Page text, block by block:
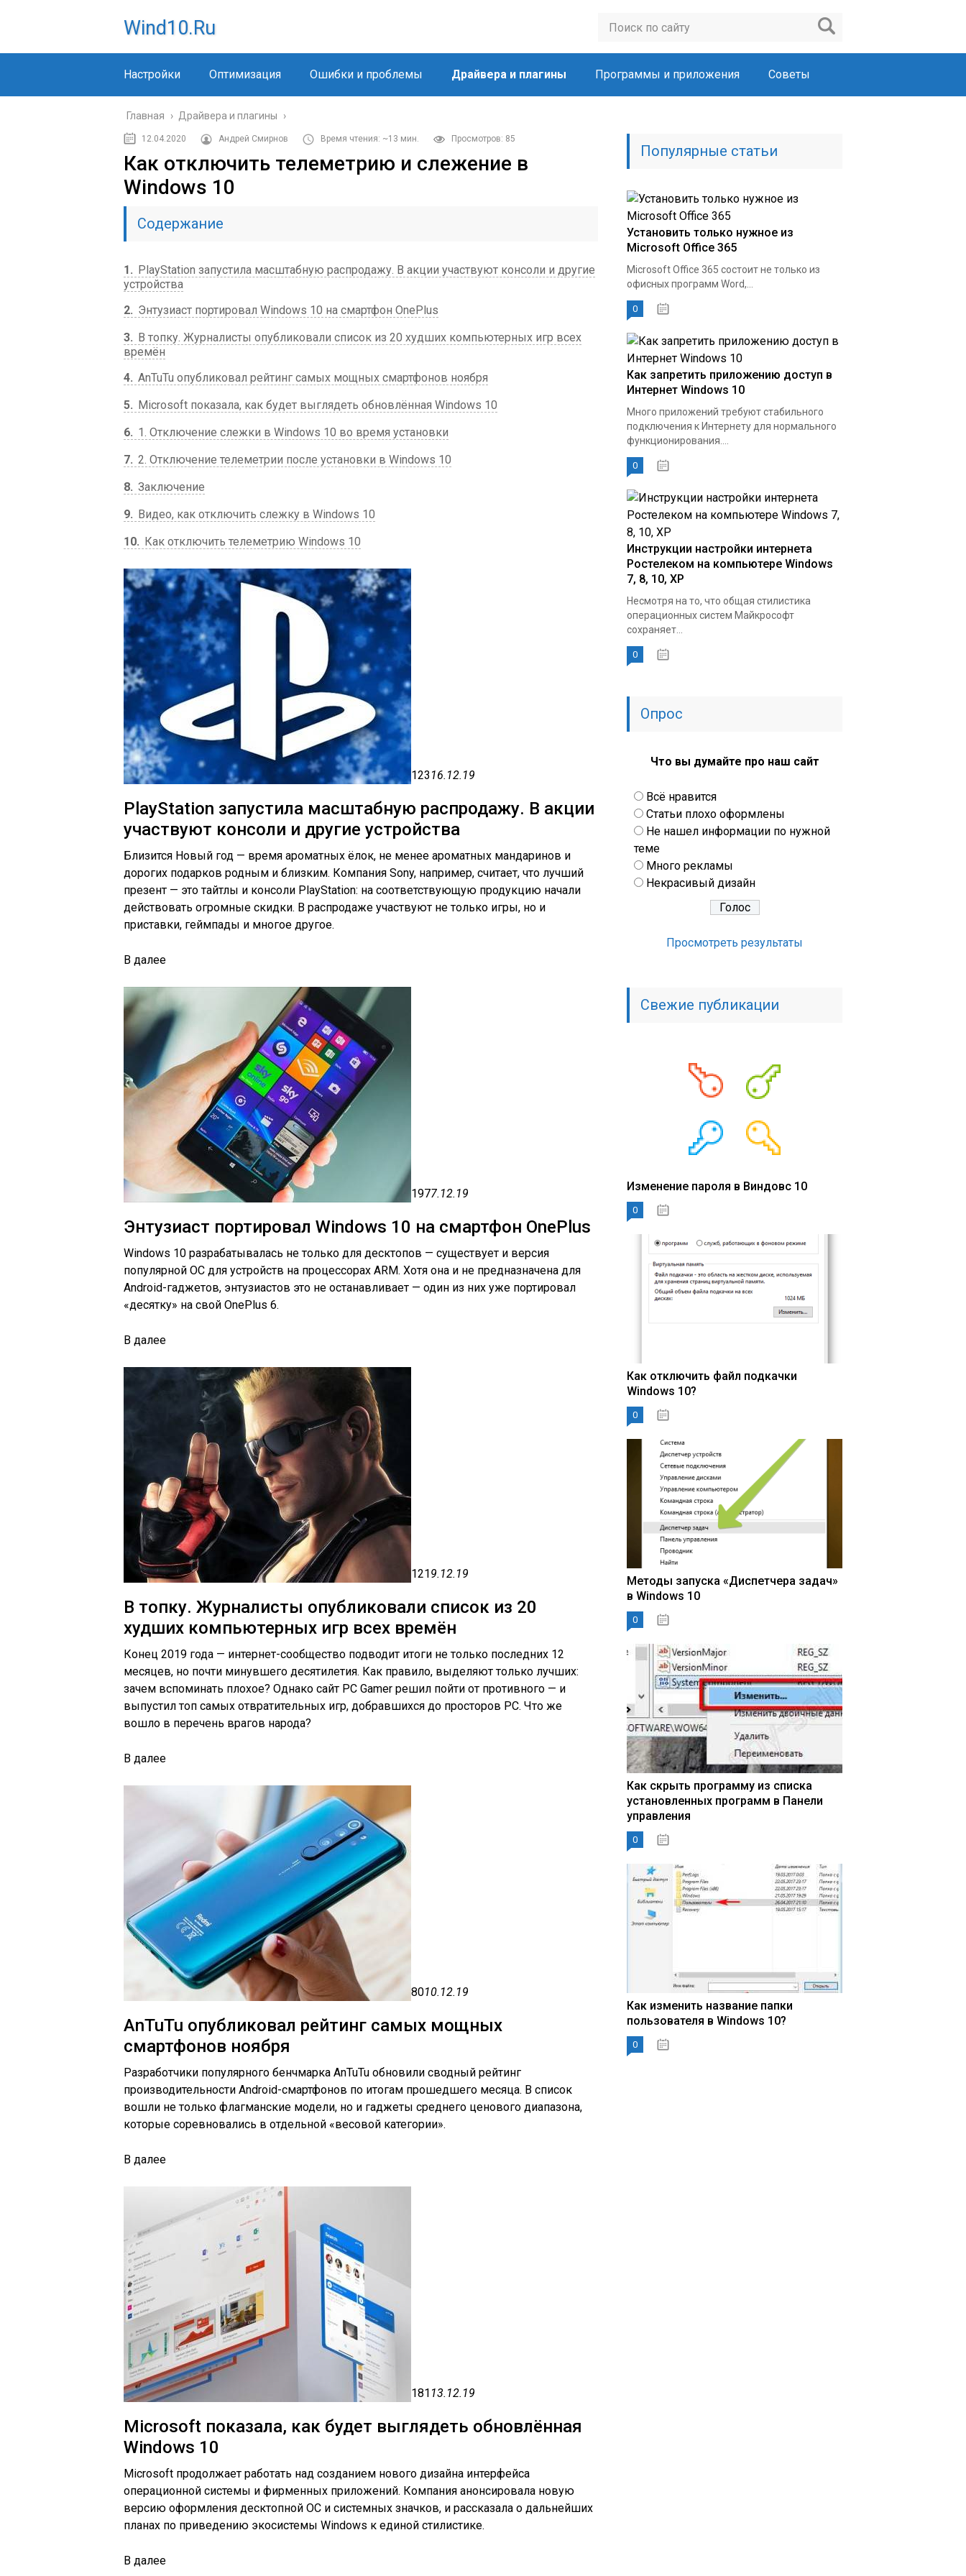
Wind10.ru
Настройки Оптимизация Ошибки и проблемы Драйвера и плагины Программы и приложения Советы
Главная › Драйвера и плагины ›
12.04.2020 Андрей Смирнов Время чтения: ~13 мин. Просмотров: 85
Как отключить телеметрию и слежение в
Windows 10
Содержание
1
PlayStation запустила масштабную распродажу. В акции участвуют консоли и другие
устройства
2
Энтузиаст портировал Windows 10 на смартфон OnePlus
3
В топку. Журналисты опубликовали список из 20 худших компьютерных игр всех
времён
4 AnTuTu опубликовал рейтинг самых мощных смартфонов ноября
5
Microsoft показала, как будет выглядеть обновлённая Windows 10
6
1. Отключение слежки в Windows 10 во время установки
7 2. Отключение телеметрии после установки в Windows 10
8 Заключение
9
Видео, как отключить слежку в Windows 10
10
Как отключить телеметрию Windows 10
123 16.12.19
PlayStation запустила масштабную распродажу. В акции
участвуют консоли и другие устройства
Близится Новый год — время ароматных ёлок, не менее ароматных мандаринов и
дорогих подарков родным и близким. Компания Sony, например, считает, что лучший
презент — это тайтлы и консоли PlayStation: на соответствующую продукцию начали
действовать огромные скидки. В распродаже участвуют не только игры, но и
приставки, геймпады и многое другое.
В далее
1977.12.19
Энтузиаст портировал Windows 10 на смартфон OnePlus
Windows 10 разрабатывалась не только для десктопов — существует и версия
популярной ОС для устройств на процессорах ARM. Хотя она и не предназначена для
Android-гаджетов, энтузиастов это не останавливает — один из них уже портировал
«десятку» на свой OnePlus 6.
В далее
1219.12.19
В топку. Журналисты опубликовали список из 20
худших компьютерных игр всех времён
Конец 2019 года — интернет-сообщество подводит итоги не только последних 12
месяцев, но почти минувшего десятилетия. Как правило, выделяют только лучших:
зачем вспоминать плохое? Однако сайт PC Gamer решил пойти от противного — и
выпустил топ самых отвратительных игр, добравшихся до просторов PC. Что же
вошло в перечень врагов народа?
В далее
8010.12.19
AnTuTu опубликовал рейтинг самых мощных
смартфонов ноября
Разработчики популярного бенчмарка AnTuTu обновили сводный рейтинг
производительности Android-смартфонов по итогам прошедшего месяца. В список
вошли не только флагманские модели, но и гаджеты среднего ценового диапазона,
которые соревновались в отдельной «весовой категории».
В далее
181 13.12.19
Microsoft показала, как будет выглядеть обновлённая
Windows 10
Microsoft продолжает работать над созданием нового дизайна интерфейса
операционной системы и фирменных приложений. Компания анонсировала новую
версию оформления десктопной ОС и системных значков, и рассказала о дальнейших
планах по приведению экосистемы Windows к единой стилистике.
В далее
Популярные статьи
Установить только нужное из
Microsoft Office 365
Microsoft Office 365 состоит не только из
офисных программ Word,...
0
Как запретить приложению доступ в
Интернет Windows 10
Много приложений требуют стабильного
подключения к Интернету для нормального
функционирования....
0
Инструкции настройки интернета
Ростелеком на компьютере Windows
7, 8, 10, XP
Несмотря на то, что общая стилистика
операционных систем Майкрософт
сохраняет...
0
Опрос
Что вы думайте про наш сайт
Всё нравится
Статьи плохо оформлены
Не нашел информации по нужной
теме
Много рекламы
Некрасивый дизайн
Просмотреть результаты
Свежие публикации
Изменение пароля в Виндовс 10
0
Как отключить файл подкачки
Windows 10?
0
Методы запуска «Диспетчера задач»
в Windows 10
0
Как скрыть программу из списка
установленных программ в Панели
управления
0
Как изменить название папки
пользователя в Windows 10?
0